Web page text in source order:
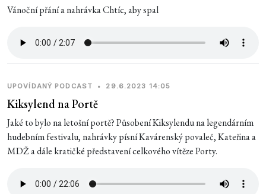
Vánoční přání a nahrávka Chtíc, aby spal
UPOVÍDANÝ PODCAST • 29.6.2023 14:05
Kiksylend na Portě
Jaké to bylo na letošní portě? Působení Kiksylendu na legendárním
hudebním festivalu, nahrávky písní Kavárenský povaleč, Kateřina a
MDŽ a dále kratičké představení celkového vítěze Porty.